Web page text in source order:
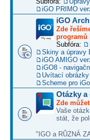
iGO PRIMO
iGO
Zde
programů
Subfóra:
Skiny a úpravy
iGO AMIGO
iGO8 -
Uvítací
Scheme pro
Otázky a
Zde
Vaše
stát, že
"IGO a RŮZNÁ